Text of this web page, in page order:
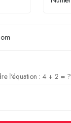
l'équation : 4 + 2 = ?